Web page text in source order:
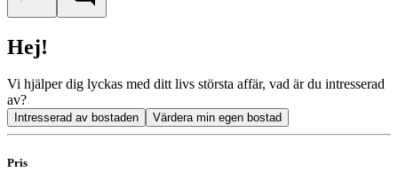
Hej!
Vi hjälper dig lyckas med ditt livs största affär, vad är du intresserad
av?
Intresserad av bostaden Värdera min egen bostad
Pris